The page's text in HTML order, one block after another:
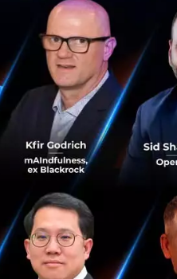
จากประเทศไทย ปิดรอบร
) จากนักลงทุนรายใหญ่สามร
Retail Holdings, Inc. ห
Group และ
ก้าวเข้าสู่ตลาดบิวตี้ของ
ยวชาญด้านดิจิทัล ทำให้ภูมิภ